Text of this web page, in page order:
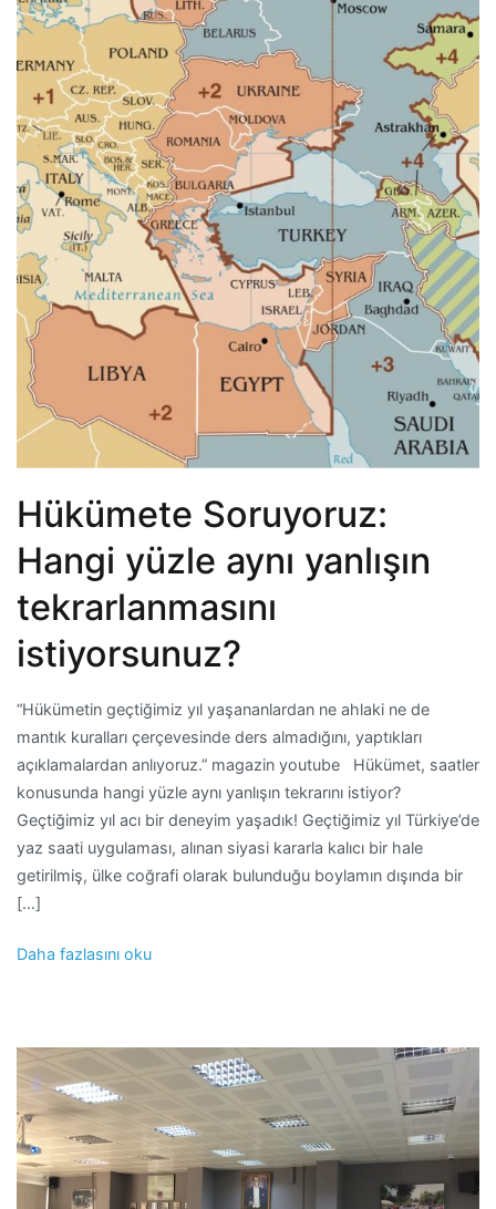
Hükümete Soruyoruz:
Hangi yüzle aynı yanlışın
tekrarlanmasını
istiyorsunuz?
“Hükümetin geçtiğimiz yıl yaşananlardan ne ahlaki ne de
mantık kuralları çerçevesinde ders almadığını, yaptıkları
açıklamalardan anlıyoruz.” magazin youtube Hükümet, saatler
konusunda hangi yüzle aynı yanlışın tekrarını istiyor?
Geçtiğimiz yıl acı bir deneyim yaşadık! Geçtiğimiz yıl Türkiye’de
yaz saati uygulaması, alınan siyasi kararla kalıcı bir hale
getirilmiş, ülke coğrafi olarak bulunduğu boylamın dışında bir
[…]
Daha fazlasını oku